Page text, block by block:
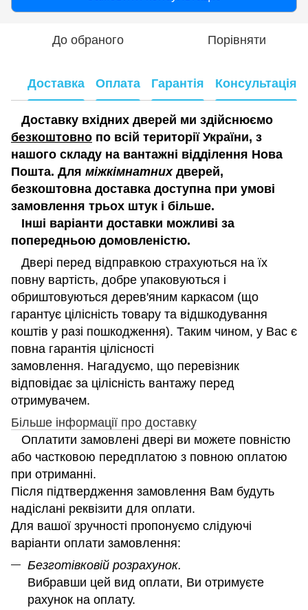
До обраного Порівняти
Доставка Оплата Гарантія Консультація
Доставку вхідних дверей ми здійснюємо
безкоштовно по всій території України, з
нашого складу на вантажні відділення Нова
Пошта. Для міжкімнатнихдверей,
безкоштовна доставка доступна при умові
замовлення трьох штук і більше.
Інші варіанти доставки можливі за
попередньою домовленістю.
Двері перед відправкою страхуються на їх
повну вартість, добре упаковуються і
обриштовуються дерев'яним каркасом (що
гарантує цілісність товару та відшкодування
коштів у разі пошкодження). Таким чином, у Вас є
повна гарантія цілісності
замовлення. Нагадуємо, що перевізник
відповідає за цілісність вантажу перед
отримувачем.
Більше інформації про доставку
Оплатити замовлені двері ви можете повністю
або частковою передплатою з повною оплатою
при отриманні.
Після підтвердження замовлення Вам будуть
надіслані реквізити для оплати.
Для вашої зручності пропонуємо слідуючі
варіанти оплати замовлення:
Безготівковій розрахунок.
Вибравши цей вид оплати, Ви отримуєте
рахунок на оплату.